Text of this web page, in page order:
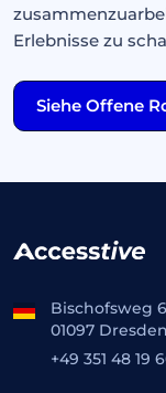
Erlebnisse zu
Siehe Offene
Bischofsweg
01097 Dresden
+49 351 48 19